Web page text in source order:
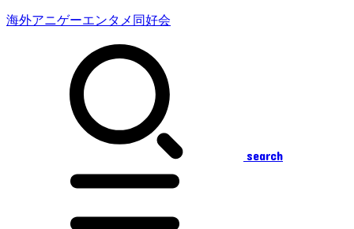
海外アニゲーエンタメ同好会
search